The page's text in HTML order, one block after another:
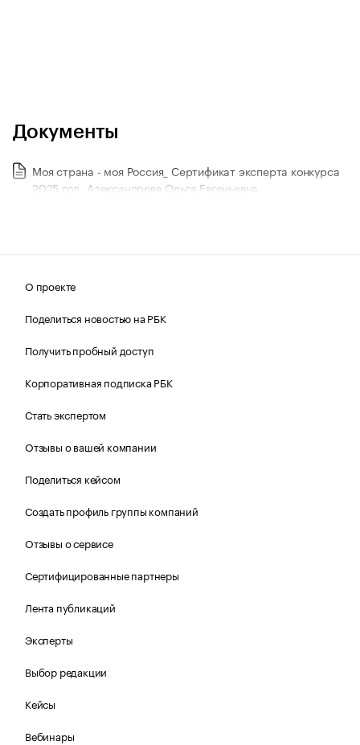
Документы
Моя страна - моя Россия_ Сертификат эксперта конкурса
2025 год_ Александрова Ольга Евгеньевна
О проекте
Поделиться новостью на РБК
Получить пробный доступ
Корпоративная подписка РБК
Стать экспертом
Отзывы о вашей компании
Поделиться кейсом
Создать профиль группы компаний
Отзывы о сервисе
Сертифицированные партнеры
Лента публикаций
Эксперты
Выбор редакции
Кейсы
Вебинары